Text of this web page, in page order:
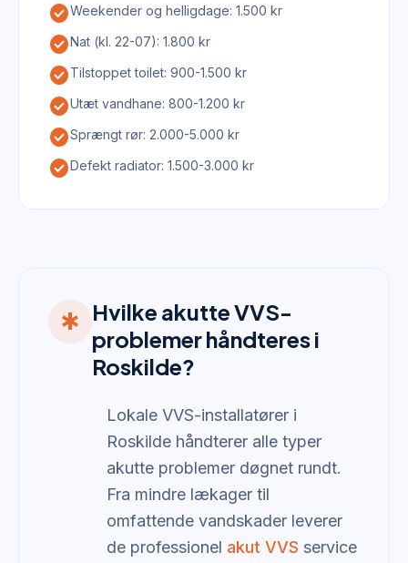
check_circleWeekender og helligdage: 1.500 kr
check_circleNat (kl. 22-07): 1.800 kr
check_circleTilstoppet toilet: 900-1.500 kr
check_circleUtæt vandhane: 800-1.200 kr
check_circleSprængt rør: 2.000-5.000 kr
check_circleDefekt radiator: 1.500-3.000 kr
emergency
Hvilke akutte VVS-
problemer håndteres i
Roskilde?
Lokale VVS-installatører i
Roskilde håndterer alle typer
akutte problemer døgnet rundt.
Fra mindre lækager til
omfattende vandskader leverer
de professionel akut VVS service